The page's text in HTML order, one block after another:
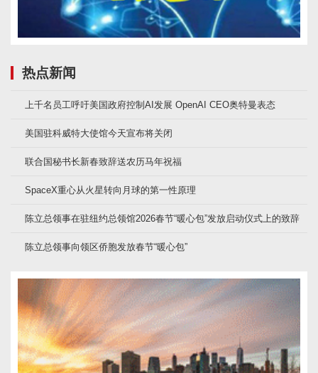
热点新闻
上千名员工呼吁美国政府控制AI发展 OpenAI CEO奥特曼表态
美国驻科威特大使馆今天宣布将关闭
联合国秘书长新春致辞送农历马年祝福
SpaceX重心从火星转向月球的第一性原理
陈立总领事在驻纽约总领馆2026春节“暖心包”发放启动仪式上的致辞
陈立总领事向领区侨胞发放春节“暖心包”